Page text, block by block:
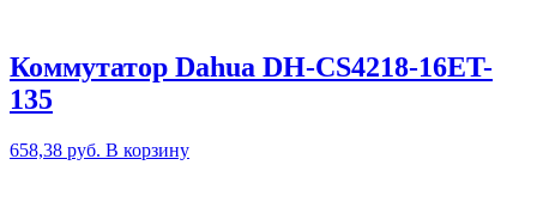
Коммутатор Dahua DH-CS4218-16ET-
135
658,38 руб. В корзину